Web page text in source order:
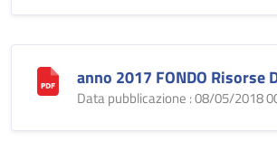
anno 2017 FONDO Risorse
Data pubblicazione : 08/05/2018